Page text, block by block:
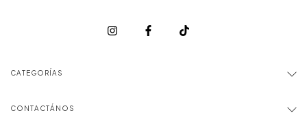
CATEGORÍAS
CONTACTÁNOS